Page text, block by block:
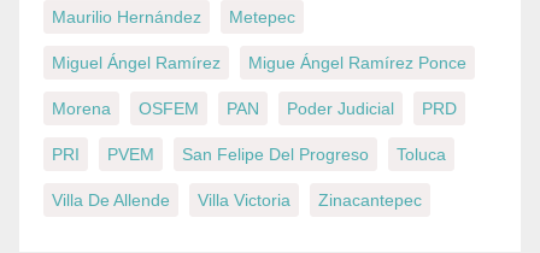
Maurilio Hernández Metepec
Miguel Ángel Ramírez Migue Ángel Ramírez Ponce
Morena OSFEM PAN Poder Judicial PRD
PRI PVEM San Felipe Del Progreso Toluca
Villa De Allende Villa Victoria Zinacantepec